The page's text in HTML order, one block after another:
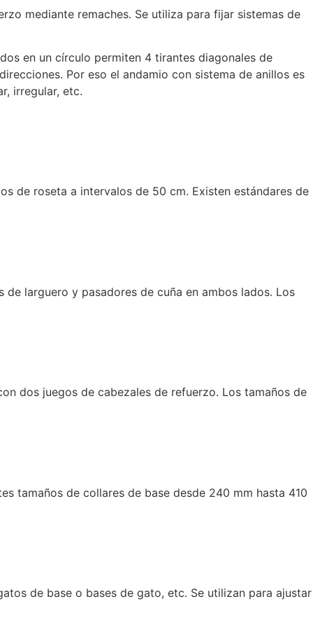
mediante remaches. Se utiliza para fijar sistemas de
en un círculo permiten 4 tirantes diagonales de
Por eso el andamio con sistema de anillos es
irregular, etc.
de roseta a intervalos de 50 cm. Existen estándares de
larguero y pasadores de cuña en ambos lados. Los
dos juegos de cabezales de refuerzo. Los tamaños de
tamaños de collares de base desde 240 mm hasta 410
de base o bases de gato, etc. Se utilizan para ajustar